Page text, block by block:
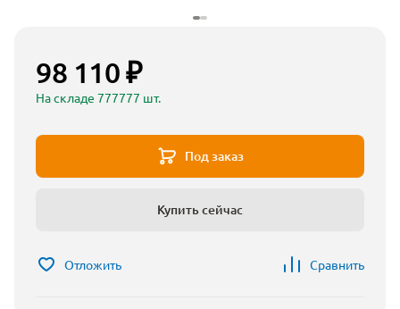
98 110 ₽
На складе 777777 шт.
Под заказ
Купить сейчас
Отложить Сравнить